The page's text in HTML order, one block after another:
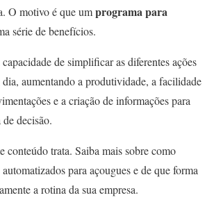
O motivo é que umprograma para
série de benefícios.
de simplificar as diferentes ações
dia, aumentando a produtividade, a facilidade
e a criação de informações para
decisão.
conteúdo trata. Saiba mais sobre como
para açougues e de que forma
a rotina da sua empresa.